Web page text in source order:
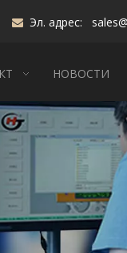
 Эл. адрес:
НОВОСТИ